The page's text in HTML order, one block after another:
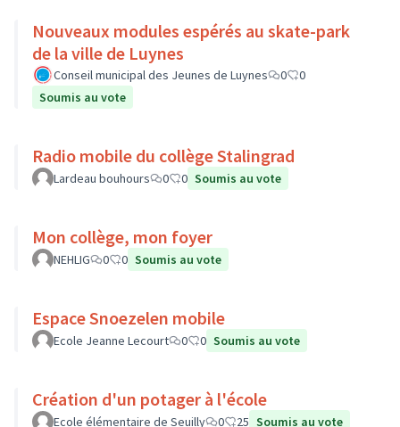
Nouveaux modules espérés au skate-park
de la ville de Luynes
Conseil municipal des Jeunes de Luynes 0
0
Soumis au vote
Radio mobile du collège Stalingrad
Lardeau bouhours 0 0 Soumis au vote
Mon collège, mon foyer
NEHLIG 0 0 Soumis au vote
Espace Snoezelen mobile
Ecole Jeanne Lecourt 0 0 Soumis au vote
Création d'un potager à l'école
Ecole élémentaire de Seuilly 0 25 Soumis au vote